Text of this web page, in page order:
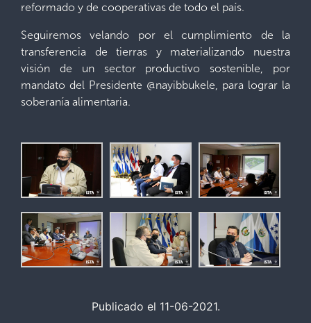
reformado y de cooperativas de todo el país.
Seguiremos velando por el cumplimiento de la
transferencia de tierras y materializando nuestra
visión de un sector productivo sostenible, por
mandato del Presidente @nayibbukele, para lograr la
soberanía alimentaria.
Publicado el 11-06-2021.